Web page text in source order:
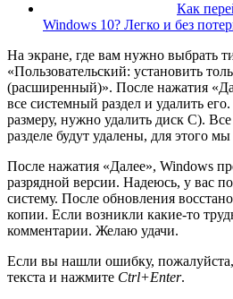
Как
Windows 10? Легко и без
На экране, где вам нужно выбрать
«Пользовательский: установить
(расширенный)». После нажатия
все системный раздел и удалить
размеру, нужно удалить диск C).
разделе будут удалены, для этого
После нажатия «Далее», Windows
разрядной версии. Надеюсь, у вас
систему. После обновления
копии. Если возникли какие-то
комментарии. Желаю удачи.
Если вы нашли ошибку,
текста и нажмите Ctrl+Enter.